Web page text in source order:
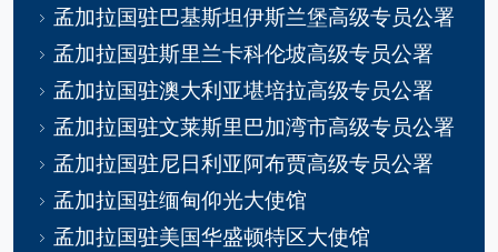
孟加拉国驻巴基斯坦伊斯兰堡高级专员公署
孟加拉国驻斯里兰卡科伦坡高级专员公署
孟加拉国驻澳大利亚堪培拉高级专员公署
孟加拉国驻文莱斯里巴加湾市高级专员公署
孟加拉国驻尼日利亚阿布贾高级专员公署
孟加拉国驻缅甸仰光大使馆
孟加拉国驻美国华盛顿特区大使馆